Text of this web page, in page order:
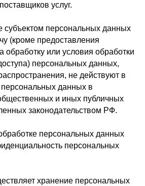
услуг.
субъектом персональных данных
(кроме предоставления
обработку или условия обработки
персональных данных,
не действуют в
персональных данных в
и иных публичных
законодательством РФ.
персональных данных
персональных
хранение персональных